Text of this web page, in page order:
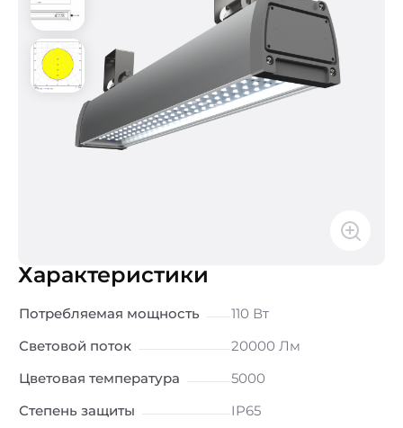
Характеристики
Потребляемая мощность
110 Вт
Световой поток
20000 Лм
Цветовая температура
5000
Степень защиты
IP65